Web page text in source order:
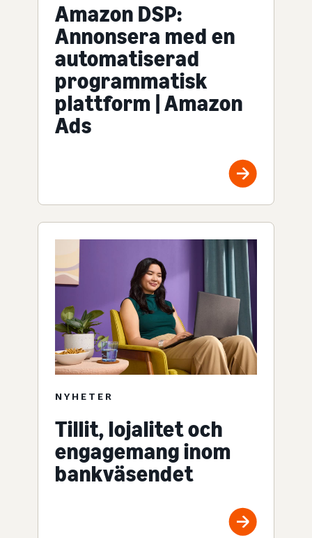
Amazon DSP:
Annonsera med en
automatiserad
programmatisk
plattform | Amazon
Ads
NYHETER
Tillit, lojalitet och
engagemang inom
bankväsendet